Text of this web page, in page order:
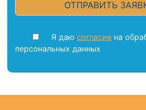
Я даю согласие на
персональных данных